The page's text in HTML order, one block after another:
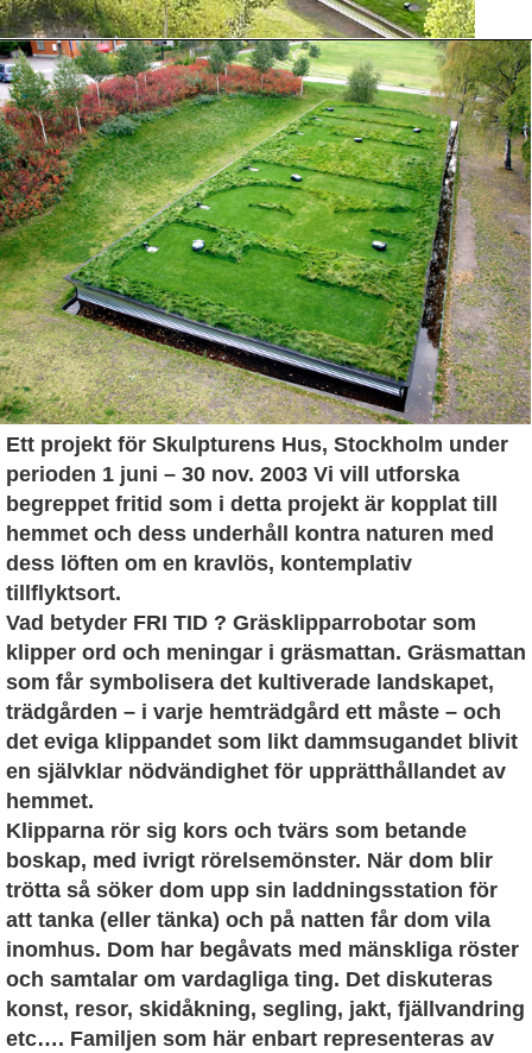
Ett projekt för Skulpturens Hus, Stockholm under
perioden 1 juni – 30 nov. 2003 Vi vill utforska
begreppet fritid som i detta projekt är kopplat till
hemmet och dess underhåll kontra naturen med
dess löften om en kravlös, kontemplativ
tillflyktsort.
Vad betyder FRI TID ? Gräsklipparrobotar som
klipper ord och meningar i gräsmattan. Gräsmattan
som får symbolisera det kultiverade landskapet,
trädgården – i varje hemträdgård ett måste – och
det eviga klippandet som likt dammsugandet blivit
en självklar nödvändighet för upprätthållandet av
hemmet.
Klipparna rör sig kors och tvärs som betande
boskap, med ivrigt rörelsemönster. När dom blir
trötta så söker dom upp sin laddningsstation för
att tanka (eller tänka) och på natten får dom vila
inomhus. Dom har begåvats med mänskliga röster
och samtalar om vardagliga ting. Det diskuteras
konst, resor, skidåkning, segling, jakt, fjällvandring
etc…. Familjen som här enbart representeras av